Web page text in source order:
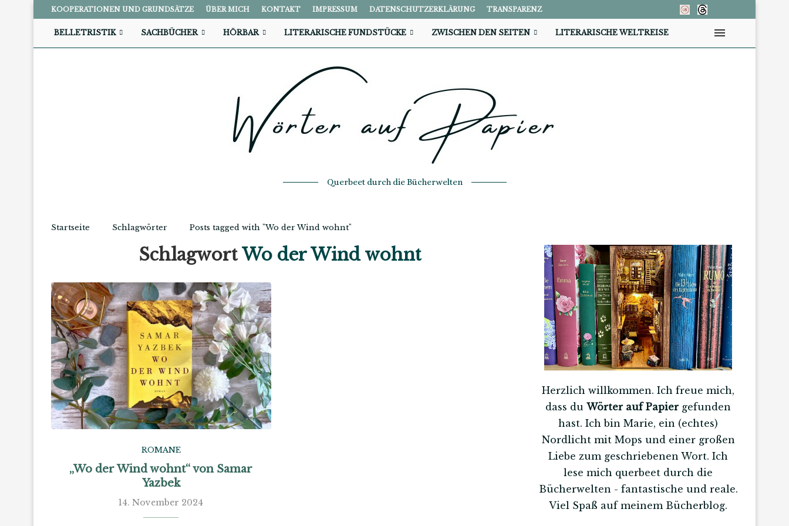
KOOPERATIONEN UND GRUNDSÄTZE ÜBER MICH KONTAKT IMPRESSUM DATENSCHUTZERKLÄRUNG TRANSPARENZ
BELLETRISTIK SACHBÜCHER HÖRBAR LITERARISCHE FUNDSTÜCKE ZWISCHEN DEN SEITEN LITERARISCHE WELTREISE
Querbeet durch die Bücherwelten
Startseite Schlagwörter Posts tagged with "Wo der Wind wohnt"
SchlagwortWo der Wind wohnt
ROMANE
„Wo der Wind wohnt“ von Samar
Yazbek
14. November 2024
Herzlich willkommen. Ich freue mich,
dass du Wörter auf Papiergefunden
hast. Ich bin Marie, ein (echtes)
Nordlicht mit Mops und einer großen
Liebe zum geschriebenen Wort. Ich
lese mich querbeet durch die
Bücherwelten - fantastische und reale.
Viel Spaß auf meinem Bücherblog.